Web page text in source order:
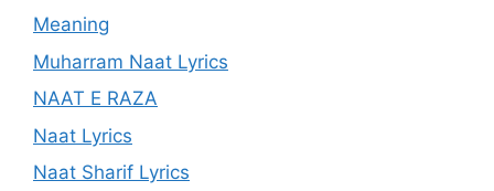
Meaning
Muharram Naat Lyrics
NAAT E RAZA
Naat Lyrics
Naat Sharif Lyrics